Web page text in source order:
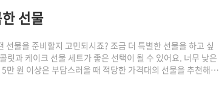
선물
선물을 준비할지 고민되시죠? 조금 더 특별한 선물을 하고 싶
릿과 케이크 선물 세트가 좋은 선택이 될 수 있어요. 너무 낮은
만 원 이상은 부담스러울 때 적당한 가격대의 선물을 추천해보
: 1~2만원 대 달콤한 선물발렌타인데이가 다가오면 어떤 선물